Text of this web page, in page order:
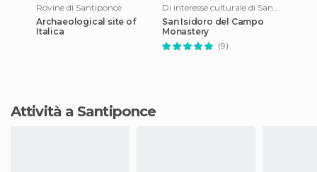
Rovine di Santiponce
Archaeological site of
Italica
Di interesse culturale di Santiponce
San Isidoro del Campo
Monastery
(9)
Attività a Santiponce